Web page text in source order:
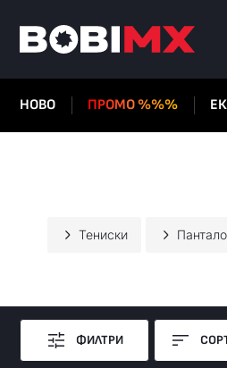
НОВО ПРОМО %%%
Тениски
ФИЛТРИ